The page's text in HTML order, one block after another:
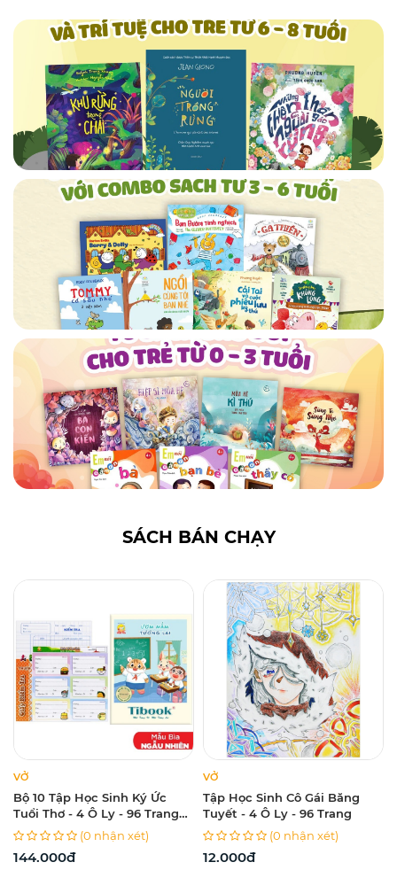
SÁCH BÁN CHẠY
VỞ
Bộ 10 Tập Học Sinh Ký Ức
Tuổi Thơ - 4 Ô Ly - 96 Trang
120gsm - Tân Thuận Tiến +
Tặng Kèm 1 Xấp Nhãn + 1 Tập
Kiểm Tra
(0 nhận xét)
144.000đ
VỞ
Tập Học Sinh Cô Gái Băng
Tuyết - 4 Ô Ly - 96 Trang
(0 nhận xét)
12.000đ